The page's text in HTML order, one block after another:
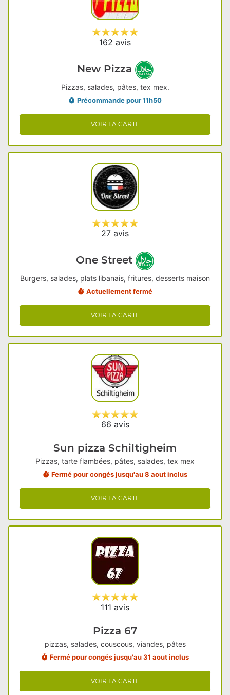
162 avis
New Pizza
Pizzas, salades, pâtes, tex mex.
Précommande pour 11h50
VOIR LA CARTE
27 avis
One Street
Burgers, salades, plats libanais, fritures, desserts maison
Actuellement fermé
VOIR LA CARTE
66 avis
Sun pizza Schiltigheim
Pizzas, tarte flambées, pâtes, salades, tex mex
Fermé pour congés jusqu'au 8 aout inclus
VOIR LA CARTE
111 avis
Pizza 67
pizzas, salades, couscous, viandes, pâtes
Fermé pour congés jusqu'au 31 aout inclus
VOIR LA CARTE